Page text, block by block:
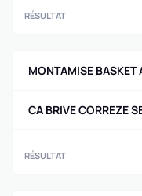
RÉSULTAT
MONTAMISE BASKET
CA BRIVE CORREZE
RÉSULTAT